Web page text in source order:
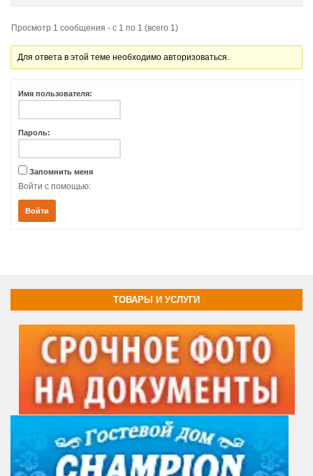
Просмотр 1 сообщения - с 1 по 1 (всего 1)
Для ответа в этой теме необходимо авторизоваться.
Имя пользователя:
Пароль:
Запомнить меня
Войти с помощью:
Войти
ТОВАРЫ И УСЛУГИ